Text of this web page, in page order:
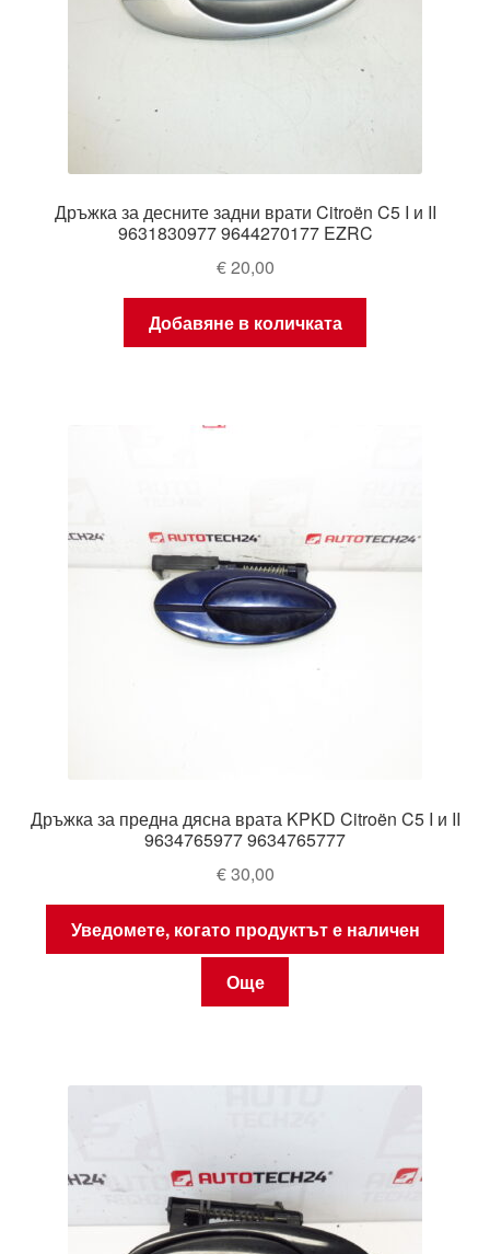
Дръжка за десните задни врати Citroën C5 I и II
9631830977 9644270177 EZRC
€20,00
Добавяне в количката
Дръжка за предна дясна врата KPKD Citroën C5 I и II
9634765977 9634765777
€30,00
Уведомете, когато продуктът е наличен
Още